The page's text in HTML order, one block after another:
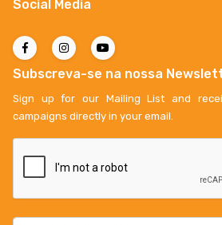
Social Media
Subscreva-se na nossa
Sign up for our Mailing List and
campaigns directly in your email.